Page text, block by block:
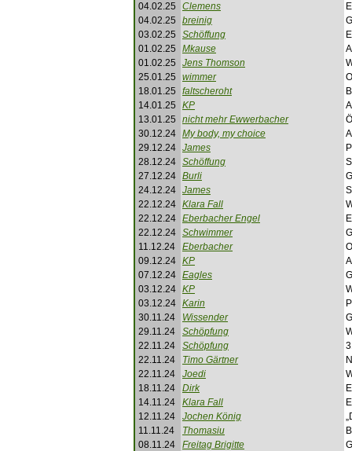
04.02.25
Clemens
04.02.25
breinig
03.02.25
Schöffung
01.02.25
Mkause
01.02.25
Jens Thomson
25.01.25
wimmer
18.01.25
faltscheroht
14.01.25
KP
13.01.25
nicht mehr Ewwerbacher
30.12.24 My body, my choice
29.12.24 James
28.12.24 Schöffung
27.12.24 Burli
24.12.24 James
22.12.24 Klara Fall
22.12.24 Eberbacher Engel
22.12.24 Schwimmer
11.12.24
Eberbacher
09.12.24 KP
07.12.24 Eagles
03.12.24 KP
03.12.24 Karin
30.11.24
Wissender
29.11.24
Schöpfung
22.11.24
Schöpfung
22.11.24
Timo Gärtner
22.11.24
Joedi
18.11.24
Dirk
14.11.24
Klara Fall
12.11.24
Jochen König
11.11.24
Thomasiu
08.11.24
Freitag Brigitte